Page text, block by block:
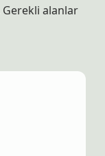
Gerekli alanlar